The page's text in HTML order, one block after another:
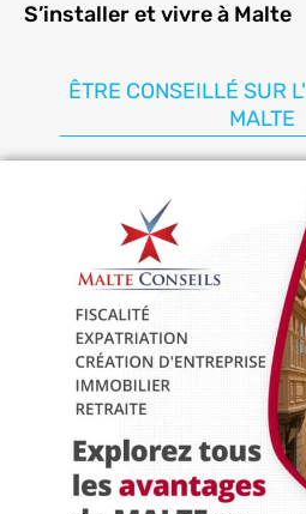
S’installer et vivre à Malte
ÊTRE CONSEILLÉ SUR L'
MALTE